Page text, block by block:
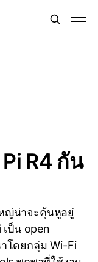
R4 กัน
ญ่น่าจะคุ้นหูอยู่
ป็น open
โดยกลุ่ม Wi-Fi